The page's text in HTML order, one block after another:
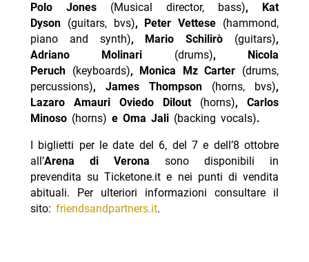
Polo Jones(Musical director, bass), Kat
Dyson (guitars, bvs), Peter Vettese (hammond,
piano and synth), Mario Schilirò (guitars),
Adriano Molinari (drums), Nicola
Peruch (keyboards), Monica Mz Carter (drums,
percussions), James Thompson (horns, bvs),
Lazaro Amauri Oviedo Dilout (horns), Carlos
Minoso(horns) e Oma Jali (backing vocals).
I biglietti per le date del 6, del 7 e dell’8 ottobre
all’Arena di Veronasono disponibili in
prevendita su Ticketone.it e nei punti di vendita
abituali. Per ulteriori informazioni consultare il
sito: friendsandpartners.it.